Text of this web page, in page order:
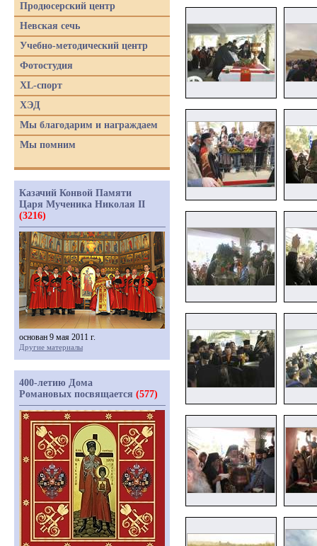
Продюсерский центр
Невская сечь
Учебно-методический центр
Фотостудия
XL-спорт
ХЭД
Мы благодарим и награждаем
Мы помним
Казачий Конвой Памяти
Царя Мученика Николая II
(3216)
основан 9 мая 2011 г.
Другие материалы
400-летию Дома
Романовых посвящается (577)